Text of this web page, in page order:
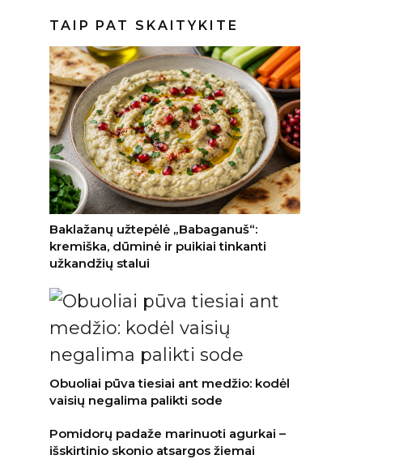
TAIP PAT SKAITYKITE
Baklažanų užtepėlė „Babaganuš“:
kremiška, dūminė ir puikiai tinkanti
užkandžių stalui
Obuoliai pūva tiesiai ant medžio: kodėl
vaisių negalima palikti sode
Pomidorų padaže marinuoti agurkai –
išskirtinio skonio atsargos žiemai